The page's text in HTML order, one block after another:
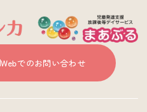
Webでのお問い合わせ